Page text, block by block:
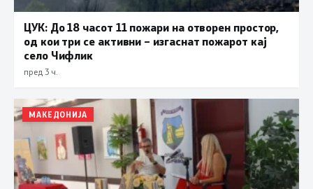
ЦУК: До 18 часот 11 пожари на отворен простор,
од кои три се активни – изгаснат пожарот кај
село Чифлик
пред 3 ч.
МАКЕДОНИЈА